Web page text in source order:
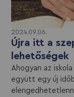
2024.09.06.
Újra itt a
lehetőségek
Ahogyan az
együtt egy új